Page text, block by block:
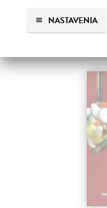
NASTAVENIA
15,91 €
16,40 € ?